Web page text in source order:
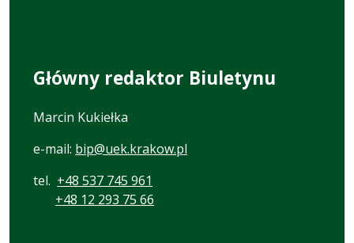
Główny redaktor Biuletynu
Marcin Kukiełka
e-mail: bip@uek.krakow.pl
tel. +48 537 745 961
+48 12 293 75 66